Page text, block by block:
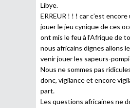
Libye.
ERREUR ! ! ! car c’est
jouer le jeu cynique de ces
ont mis le feu à l’Afrique de
nous africains dignes allons
venir jouer les sapeurs-
Nous ne sommes pas
donc, vigilance et encore
part.
Les questions africaines ne